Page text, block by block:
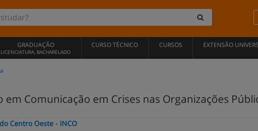
GRADUAÇÃO
LICENCIATURA, BACHARELADO
CURSO TÉCNICO CURSOS EXTENSÃO
em Comunicação em Crises nas Organizações
Centro Oeste - INCO